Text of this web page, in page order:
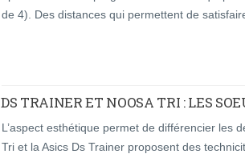
de 4). Des distances qui permettent de
DS TRAINER ET NOOSA TRI : LES
L’aspect esthétique permet de différencier les
Tri et la Asics Ds Trainer proposent des